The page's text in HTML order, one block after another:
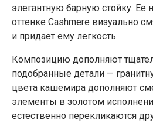
элегантную барную стойку. Ее
оттенке Cashmere визуально
и придает ему легкость.
Композицию дополняют
подобранные детали —
цвета кашемира дополняют
элементы в золотом
естественно перекликаются